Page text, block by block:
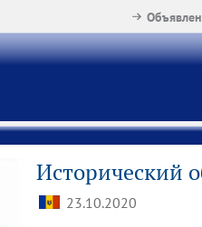
Исторический
23.10.2020